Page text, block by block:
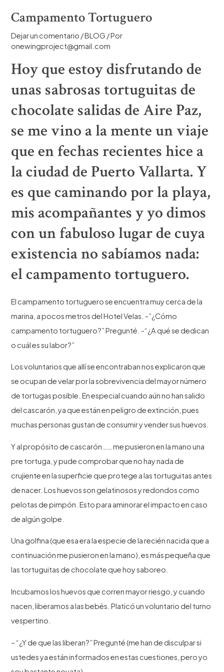
Campamento Tortuguero
Dejar un comentario /BLOG / Por
onewingproject@gmail.com
Hoy que estoy disfrutando de
unas sabrosas tortuguitas de
chocolate salidas de Aire Paz,
se me vino a la mente un viaje
que en fechas recientes hice a
la ciudad de Puerto Vallarta. Y
es que caminando por la playa,
mis acompañantes y yo dimos
con un fabuloso lugar de cuya
existencia no sabíamos nada:
el campamento tortuguero.
El campamento tortuguero se encuentra muy cerca de la
marina, a pocos metros del Hotel Velas. -”¿Cómo
campamento tortuguero?” Pregunté. -“¿A qué se dedican
o cuál es su labor?”
Los voluntarios que allí se encontraban nos explicaron que
se ocupan de velar por la sobrevivencia del mayor número
de tortugas posible. En especial cuando aún no han salido
del cascarón, ya que están en peligro de extinción, pues
muchas personas gustan de consumir y vender sus huevos.
Y al propósito de cascarón…… me pusieron en la mano una
pre tortuga, y pude comprobar que no hay nada de
crujiente en la superficie que protege a las tortuguitas antes
de nacer. Los huevos son gelatinosos y redondos como
pelotas de pimpón. Esto para aminorar el impacto en caso
de algún golpe.
Una golfina (que esa era la especie de la recién nacida que a
continuación me pusieron en la mano), es más pequeña que
las tortuguitas de chocolate que hoy saboreo.
Incubamos los huevos que corren mayor riesgo, y cuando
nacen, liberamos a las bebés. Platicó un voluntario del turno
vespertino.
– “¿Y de que las liberan?” Pregunté (me han de disculpar si
ustedes ya están informados en estas cuestiones, pero yo